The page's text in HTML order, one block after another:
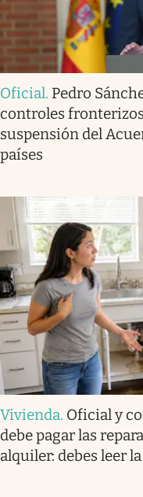
Oficial. Pedro
controles
suspensión del
países
Vivienda. Oficial y
debe pagar las
alquiler: debes leer